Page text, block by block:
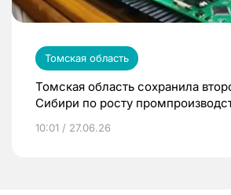
Томская область
Томская область сохранила
Сибири по росту
10:01 / 27.06.26